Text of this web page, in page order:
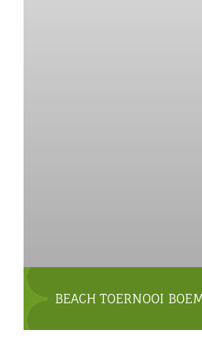
BEACH TOERNOOI